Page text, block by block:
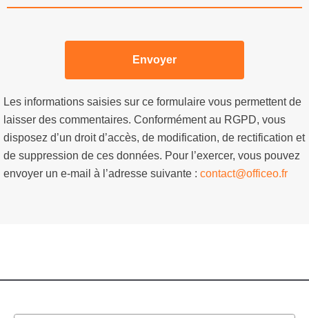
Les informations saisies sur ce formulaire vous permettent de
laisser des commentaires. Conformément au RGPD, vous
disposez d’un droit d’accès, de modification, de rectification et
de suppression de ces données. Pour l’exercer, vous pouvez
envoyer un e-mail à l’adresse suivante : contact@officeo.fr